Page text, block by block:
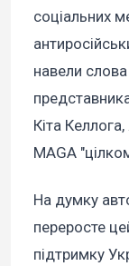
соціальних
навели
Кіта
MAGA
На думку
переросте
підтримку